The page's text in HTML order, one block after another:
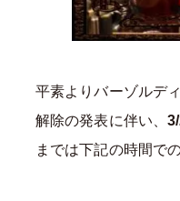
平素よりバーゾルデ
解除の発表に伴い、
までは下記の時間で